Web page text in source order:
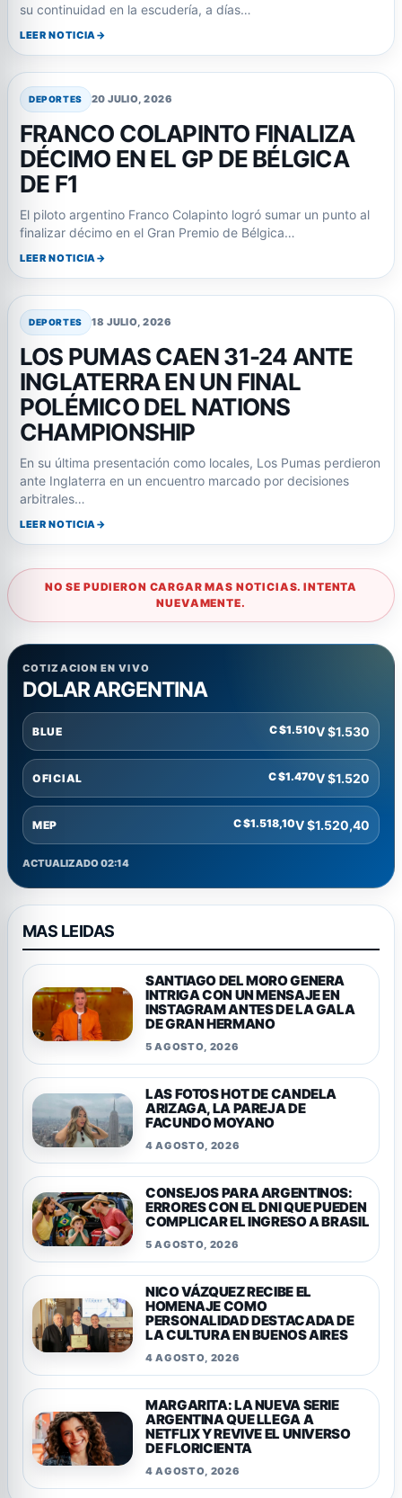
su continuidad en la escudería, a días…
LEER NOTICIA
DEPORTES 20 JULIO, 2026
FRANCO COLAPINTO FINALIZA
DÉCIMO EN EL GP DE BÉLGICA
DE F1
El piloto argentino Franco Colapinto logró sumar un punto al
finalizar décimo en el Gran Premio de Bélgica…
LEER NOTICIA
DEPORTES 18 JULIO, 2026
LOS PUMAS CAEN 31-24 ANTE
INGLATERRA EN UN FINAL
POLÉMICO DEL NATIONS
CHAMPIONSHIP
En su última presentación como locales, Los Pumas perdieron
ante Inglaterra en un encuentro marcado por decisiones
arbitrales…
LEER NOTICIA
NO SE PUDIERON CARGAR MAS NOTICIAS. INTENTA
NUEVAMENTE.
COTIZACION EN VIVO
DOLAR ARGENTINA
BLUE C $1.510V $1.530
OFICIAL C $1.470V $1.520
MEP C $1.518,10V $1.520,40
ACTUALIZADO 02:14
MAS LEIDAS
SANTIAGO DEL MORO GENERA
INTRIGA CON UN MENSAJE EN
INSTAGRAM ANTES DE LA GALA
DE GRAN HERMANO
5 AGOSTO, 2026
LAS FOTOS HOT DE CANDELA
ARIZAGA, LA PAREJA DE
FACUNDO MOYANO
4 AGOSTO, 2026
CONSEJOS PARA ARGENTINOS:
ERRORES CON EL DNI QUE PUEDEN
COMPLICAR EL INGRESO A BRASIL
5 AGOSTO, 2026
NICO VÁZQUEZ RECIBE EL
HOMENAJE COMO
PERSONALIDAD DESTACADA DE
LA CULTURA EN BUENOS AIRES
4 AGOSTO, 2026
MARGARITA: LA NUEVA SERIE
ARGENTINA QUE LLEGA A
NETFLIX Y REVIVE EL UNIVERSO
DE FLORICIENTA
4 AGOSTO, 2026